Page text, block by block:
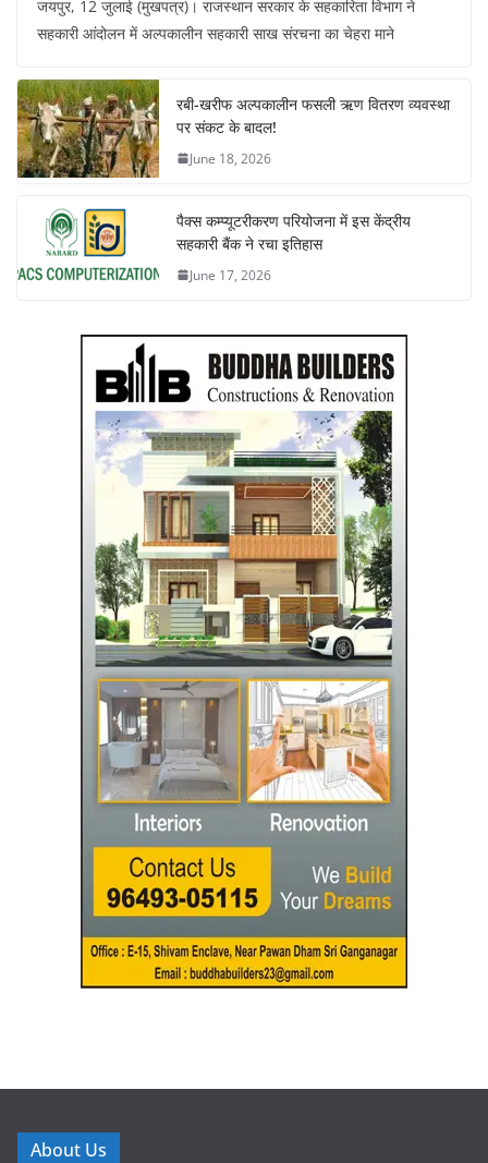
जयपुर, 12 जुलाई (मुखपत्र)। राजस्थान सरकार के सहकारिता विभाग ने
सहकारी आंदोलन में अल्पकालीन सहकारी साख संरचना का चेहरा माने
रबी-खरीफ अल्पकालीन फसली ऋण वितरण व्यवस्था
पर संकट के बादल!
June 18, 2026
पैक्स कम्प्यूटरीकरण परियोजना में इस केंद्रीय
सहकारी बैंक ने रचा इतिहास
June 17, 2026
About Us